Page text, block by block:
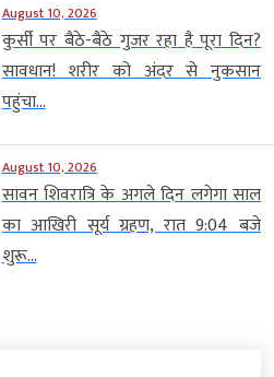
August 10, 2026
कुर्सी पर बैठे-बैठे गुजर रहा है पूरा दिन?
सावधान! शरीर को अंदर से नुकसान
पहुंचा...
August 10, 2026
सावन शिवरात्रि के अगले दिन लगेगा साल
का आखिरी सूर्य ग्रहण, रात 9:04 बजे
शुरू...